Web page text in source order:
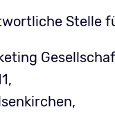
Stelle